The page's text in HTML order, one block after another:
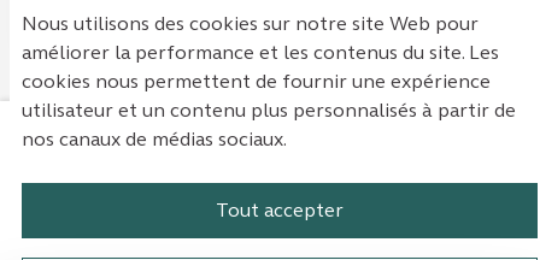
Nous utilisons des cookies sur notre site Web pour
améliorer la performance et les contenus du site. Les
cookies nous permettent de fournir une expérience
utilisateur et un contenu plus personnalisés à partir de
nos canaux de médias sociaux.
Tout accepter
Mentions légales
Paramètres des cookies
Plateforme de participation de la
Plateforme de participation de la
Plateforme de participation
Plateforme de